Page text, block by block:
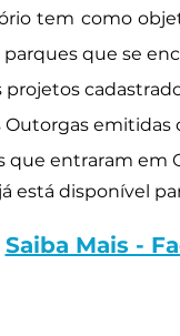
tem como
parques que se
projetos
Outorgas emitidas
que entraram em
está disponível
Saiba Mais -